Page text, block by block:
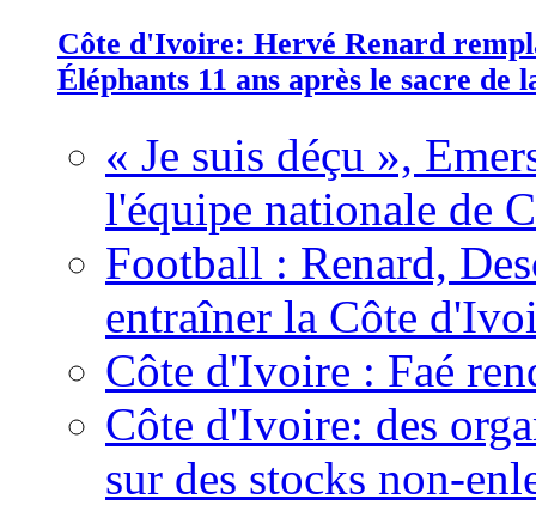
Côte d'Ivoire: Hervé Renard
Éléphants 11 ans après le sacre de
« Je suis déçu »,
l'équipe nationale de
Football : Renard,
entraîner la Côte
Côte d'Ivoire : Faé
Côte d'Ivoire: des
sur des stocks non-